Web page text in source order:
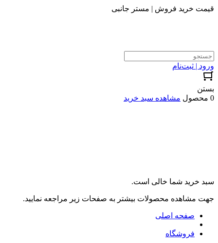
قیمت خرید فروش | مستر جانبی
ورود | ثبت‌نام
بستن
0 محصول
مشاهده سبد خرید
سبد خرید شما خالی است.
جهت مشاهده محصولات بیشتر به صفحات زیر مراجعه نمایید.
صفحه اصلی
فروشگاه